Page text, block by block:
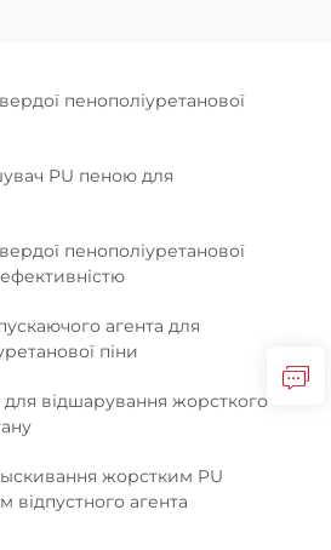
пенополіуретанової
PU пеною для
пенополіуретанової
агента для
піни
для відшарування жорсткого
жорстким PU
відпустного агента